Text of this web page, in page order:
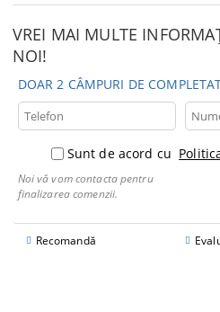
VREI MAI MULTE
NOI!
DOAR 2 CÂMPURI DE
Sunt de acord cu
Noi vă vom contacta pentru
finalizarea comenzii.
Recomandă